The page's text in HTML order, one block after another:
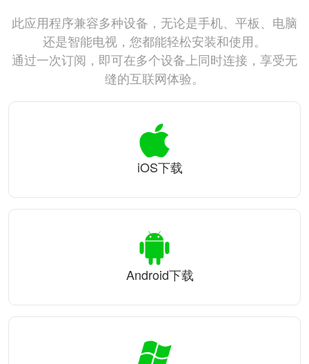
此应用程序兼容多种设备，无论是手机、平板、电脑
还是智能电视，您都能轻松安装和使用。
通过一次订阅，即可在多个设备上同时连接，享受无
缝的互联网体验。
iOS下载
Android下载